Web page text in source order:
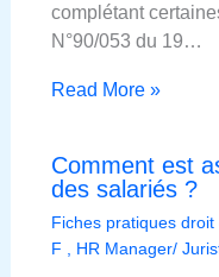
complétant
N°90/053 du 19…
Read More »
Comment est
des salariés ?
Fiches pratiques
F , HR Manager/